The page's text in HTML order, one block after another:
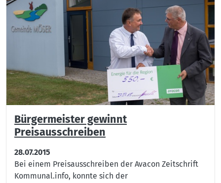
Bürgermeister gewinnt
Preisausschreiben
28.07.2015
Bei einem Preisausschreiben der Avacon Zeitschrift
Kommunal.info, konnte sich der